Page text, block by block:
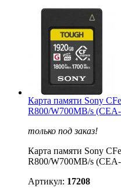
Карта памяти Sony
R800/W700MB/s
только под заказ!
Карта памяти Sony
R800/W700MB/s
Артикул: 17208